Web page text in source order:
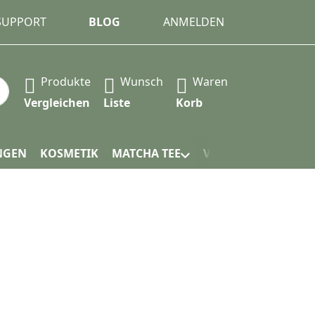
BLOG ANMELDEN
erste Ergebnisse. Drücken Sie die
Produkte
Vergleichen
Wunsch
Liste
Waren
Korb
KOSMETIK MATCHA TEE VERPACKUNG